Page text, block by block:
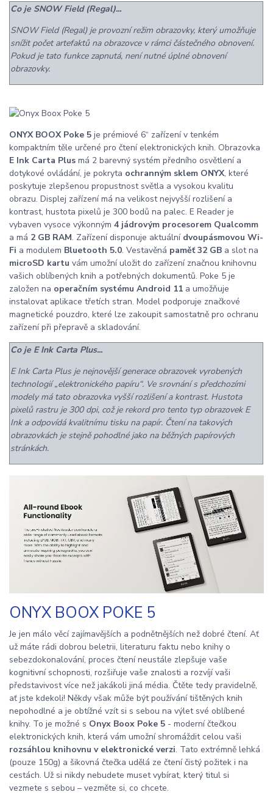
Co je SNOW Field (Regal)...
SNOW Field (Regal) je provozní režim obrazovky, který umožňuje
snížit počet artefaktů na obrazovce v rámci částečného obnovení.
Pokud je tato funkce zapnutá, není nutné úplné obnovení
obrazovky.
ONYX BOOX Poke 5 je prémiové 6“ zařízení v tenkém
kompaktním těle určené pro čtení elektronických knih. Obrazovka
E Ink Carta Plus má 2 barevný systém předního osvětlení a
dotykové ovládání, je pokryta ochranným sklem ONYX, které
poskytuje zlepšenou propustnost světla a vysokou kvalitu
obrazu. Displej zařízení má na velikost nejvyšší rozlišení a
kontrast, hustota pixelů je 300 bodů na palec. E Reader je
vybaven vysoce výkonným 4 jádrovým procesorem Qualcomm
a má 2 GB RAM. Zařízení disponuje aktuální dvoupásmovou Wi-
Fi a modulem Bluetooth 5.0. Vestavěná paměť 32 GB a slot na
microSD kartu vám umožní uložit do zařízení značnou knihovnu
vašich oblíbených knih a potřebných dokumentů. Poke 5 je
založen na operačním systému Android 11 a umožňuje
instalovat aplikace třetích stran. Model podporuje značkové
magnetické pouzdro, které lze zakoupit samostatně pro ochranu
zařízení při přepravě a skladování.
Co je E Ink Carta Plus...
E Ink Carta Plus je nejnovější generace obrazovek vyrobených
technologií „elektronického papíru“. Ve srovnání s předchozími
modely má tato obrazovka vyšší rozlišení a kontrast. Hustota
pixelů rastru je 300 dpi, což je rekord pro tento typ obrazovek E
Ink a odpovídá kvalitnímu tisku na papír. Čtení na takových
obrazovkách je stejně pohodlné jako na běžných papírových
stránkách.
ONYX BOOX POKE 5
Je jen málo věcí zajímavějších a podnětnějších než dobré čtení. Ať
už máte rádi dobrou beletrii, literaturu faktu nebo knihy o
sebezdokonalování, proces čtení neustále zlepšuje vaše
kognitivní schopnosti, rozšiřuje vaše znalosti a rozvíjí vaši
představivost více než jakákoli jiná média. Čtěte tedy pravidelně,
ať jste kdekoli! Někdy však může být používání tištěných knih
nepohodlné a je obtížné vzít si s sebou na výlet své oblíbené
knihy. To je možné s Onyx Boox Poke 5 - moderní čtečkou
elektronických knih, která vám umožní shromáždit celou vaši
rozsáhlou knihovnu v elektronické verzi. Tato extrémně lehká
(pouze 150g) a šikovná čtečka udělá ze čtení čistý požitek i na
cestách. Už si nikdy nebudete muset vybírat, který titul si
vezmete s sebou – vezměte si, co chcete.